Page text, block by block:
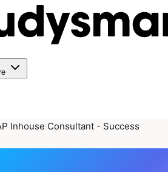
Inhouse Consultant - Success